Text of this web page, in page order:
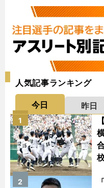
人気記事ランキング
今日 昨日
1
2